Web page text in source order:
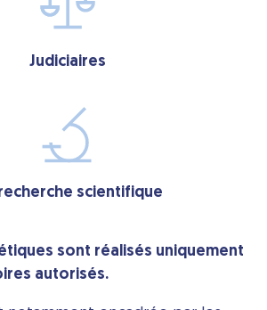
Judiciaires
scientifique
sont réalisés uniquement
autorisés.